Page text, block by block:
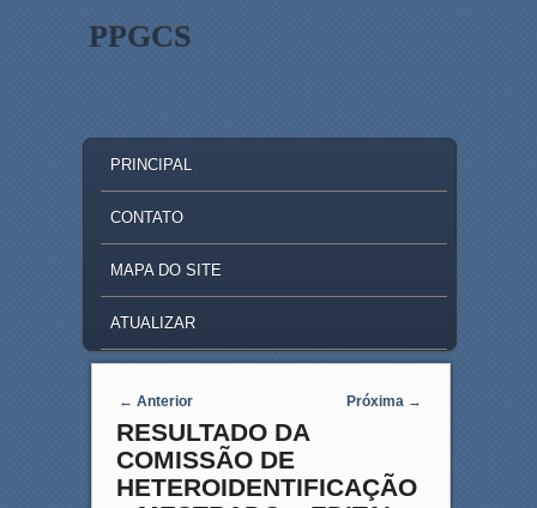
PPGCS
SKIP TO PRIMARY CONTENT
SKIP TO SECONDARY CONTENT
PRINCIPAL
CONTATO
MAPA DO SITE
ATUALIZAR
Post navigation
← Anterior Próxima →
RESULTADO DA
COMISSÃO DE
HETEROIDENTIFICAÇÃO